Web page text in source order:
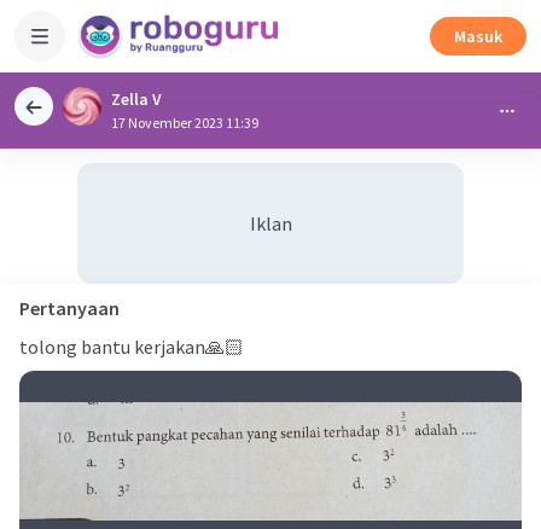
Masuk
Zella V
17 November 2023 11:39
Iklan
Pertanyaan
tolong bantu kerjakan🙏🏻